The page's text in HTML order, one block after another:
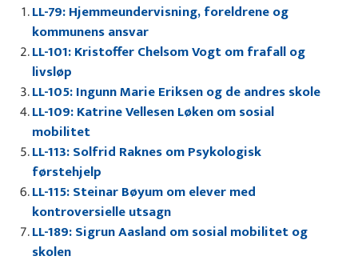
LL-79: Hjemmeundervisning, foreldrene og
kommunens ansvar
LL-101: Kristoffer Chelsom Vogt om frafall og
livsløp
LL-105: Ingunn Marie Eriksen og de andres skole
LL-109: Katrine Vellesen Løken om sosial
mobilitet
LL-113: Solfrid Raknes om Psykologisk
førstehjelp
LL-115: Steinar Bøyum om elever med
kontroversielle utsagn
LL-189: Sigrun Aasland om sosial mobilitet og
skolen